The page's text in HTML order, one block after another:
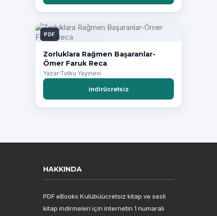
PDF
Zorluklara Rağmen Başaranlar-
Ömer Faruk Reca
Yazar:Tutku Yayınevi
indirücretsiz
HAKKINDA
PDF eBooks Kulübüücretsiz kitap ve sesli
kitap indirmeleri için internetin 1 numaralı